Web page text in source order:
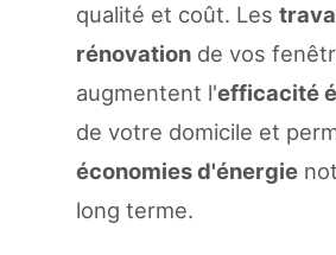
qualité et coût. Les
rénovation de vos
augmentent l'efficacité
de votre domicile et
économies d'énergie
long terme.